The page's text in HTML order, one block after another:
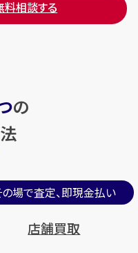
料相談する
の
の場で査定、即現金払い
店舗買取